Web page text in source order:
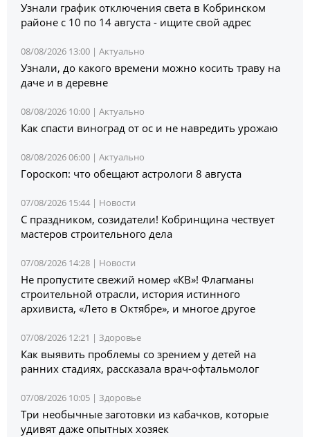
Узнали график отключения света в Кобринском
районе с 10 по 14 августа - ищите свой адрес
08/08/2026 13:00 | Актуально
Узнали, до какого времени можно косить траву на
даче и в деревне
08/08/2026 10:00 | Актуально
Как спасти виноград от ос и не навредить урожаю
08/08/2026 06:00 | Актуально
Гороскоп: что обещают астрологи 8 августа
07/08/2026 15:44 | Новости
С праздником, созидатели! Кобринщина чествует
мастеров строительного дела
07/08/2026 14:28 | Новости
Не пропустите свежий номер «КВ»! Флагманы
строительной отрасли, история истинного
архивиста, «Лето в Октябре», и многое другое
07/08/2026 12:21 | Здоровье
Как выявить проблемы со зрением у детей на
ранних стадиях, рассказала врач-офтальмолог
07/08/2026 10:05 | Здоровье
Три необычные заготовки из кабачков, которые
удивят даже опытных хозяек